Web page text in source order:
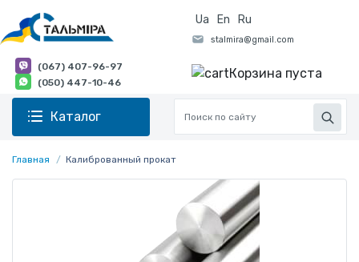
Ua En Ru
(067) 407-96-97
(050) 447-10-46
Корзина пуста
Каталог
Главная Калиброванный прокат